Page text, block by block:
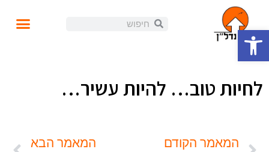
לחיות טוב… להיות עשיר…
המאמר הקודם
המאמר הבא
פתח סרגל נגישות